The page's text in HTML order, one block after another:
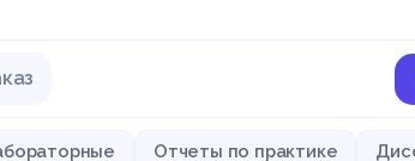
Отчеты по практике